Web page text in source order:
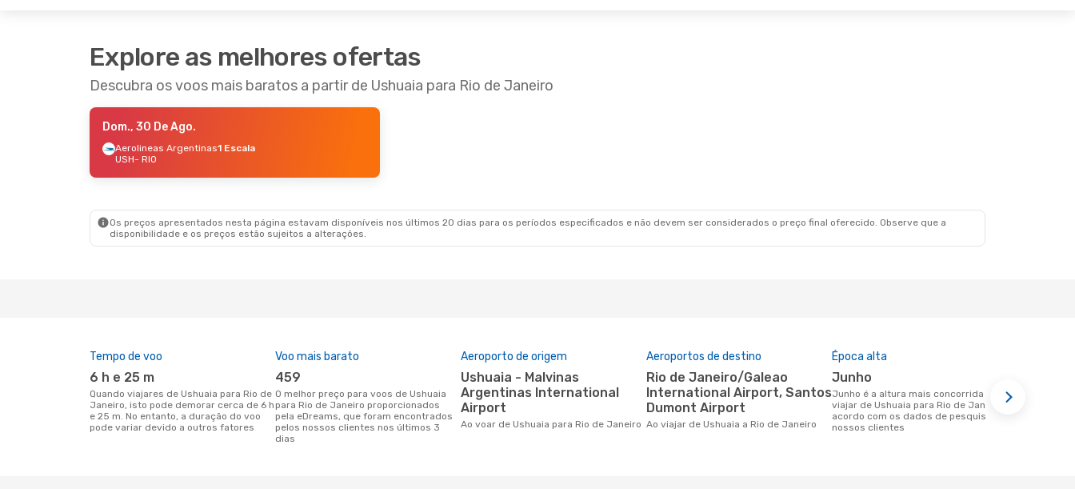
Explore as melhores ofertas
Descubra os voos mais baratos a partir de Ushuaia para Rio de Janeiro
Dom., 30 De Ago.
Aerolineas Argentinas1 Escala
USH- RIO
Os preços apresentados nesta página estavam disponíveis nos últimos 20 dias para os períodos especificados e não devem ser considerados o preço final oferecido. Observe que a
disponibilidade e os preços estão sujeitos a alterações.
Tempo de voo
6 h e 25 m
Quando viajares de Ushuaia para Rio de
Janeiro, isto pode demorar cerca de 6 h
e 25 m. No entanto, a duração do voo
pode variar devido a outros fatores
Voo mais barato
459
O melhor preço para voos de Ushuaia
para Rio de Janeiro proporcionados
pela eDreams, que foram encontrados
pelos nossos clientes nos últimos 3
dias
Aeroporto de origem
Ushuaia - Malvinas
Argentinas International
Airport
Ao voar de Ushuaia para Rio de Janeiro
Aeroportos de destino
Rio de Janeiro/Galeao
International Airport, Santos
Dumont Airport
Ao viajar de Ushuaia a Rio de Janeiro
Época alta
junho
junho é a altura mais concorrida para
viajar de Ushuaia para Rio de Janeiro de
acordo com os dados de pesquisa dos
nossos clientes